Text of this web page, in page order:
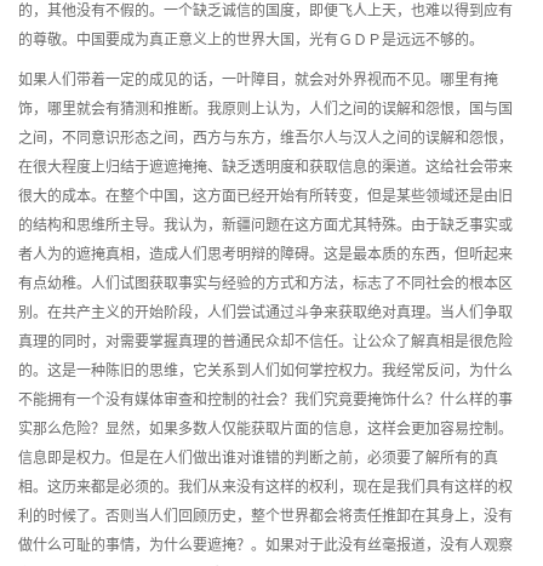
的，其他没有不假的。一个缺乏诚信的国度，即便飞人上天，也难以得到应有
的尊敬。中国要成为真正意义上的世界大国，光有ＧＤＰ是远远不够的。
如果人们带着一定的成见的话，一叶障目，就会对外界视而不见。哪里有掩
饰，哪里就会有猜测和推断。我原则上认为，人们之间的误解和怨恨，国与国
之间，不同意识形态之间，西方与东方，维吾尔人与汉人之间的误解和怨恨，
在很大程度上归结于遮遮掩掩、缺乏透明度和获取信息的渠道。这给社会带来
很大的成本。在整个中国，这方面已经开始有所转变，但是某些领域还是由旧
的结构和思维所主导。我认为，新疆问题在这方面尤其特殊。由于缺乏事实或
者人为的遮掩真相，造成人们思考明辩的障碍。这是最本质的东西，但听起来
有点幼稚。人们试图获取事实与经验的方式和方法，标志了不同社会的根本区
别。在共产主义的开始阶段，人们尝试通过斗争来获取绝对真理。当人们争取
真理的同时，对需要掌握真理的普通民众却不信任。让公众了解真相是很危险
的。这是一种陈旧的思维，它关系到人们如何掌控权力。我经常反问，为什么
不能拥有一个没有媒体审查和控制的社会？我们究竟要掩饰什么？什么样的事
实那么危险？显然，如果多数人仅能获取片面的信息，这样会更加容易控制。
信息即是权力。但是在人们做出谁对谁错的判断之前，必须要了解所有的真
相。这历来都是必须的。我们从来没有这样的权利，现在是我们具有这样的权
利的时候了。否则当人们回顾历史，整个世界都会将责任推卸在其身上，没有
做什么可耻的事情，为什么要遮掩？。如果对于此没有丝毫报道，没有人观察